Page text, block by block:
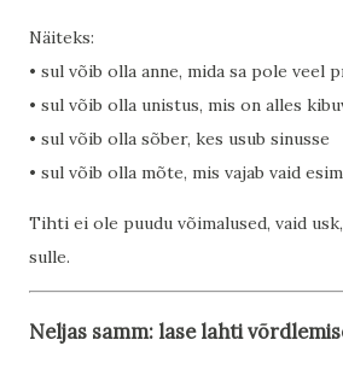
Näiteks:
• sul võib olla anne, mida sa pole veel
• sul võib olla unistus, mis on alles
• sul võib olla sõber, kes usub sinusse
• sul võib olla mõte, mis vajab vaid
Tihti ei ole puudu võimalused, vaid
sulle.
Neljas samm: lase lahti